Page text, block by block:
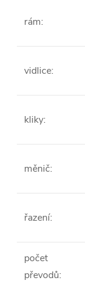
rám:
vidlice:
kliky:
měnič:
řazení:
počet
převodů: